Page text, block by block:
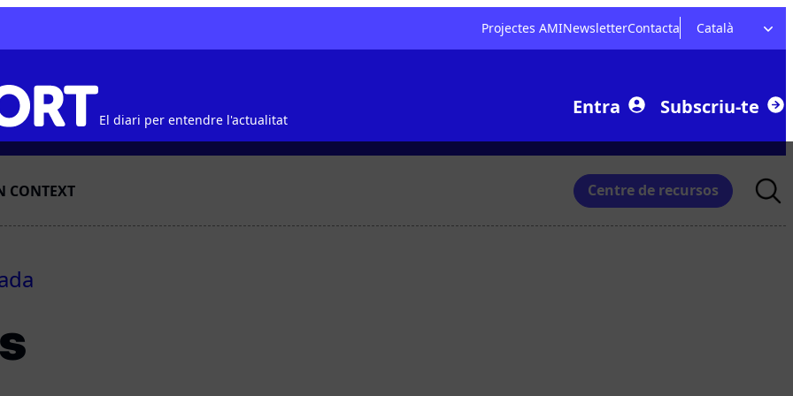
Projectes AMINewsletterContacta Català
El diari per entendre l'actualitat
Entra Subscriu-te
CONTEXT Centre de recursos
for: